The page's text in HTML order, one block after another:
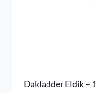
Dakladder Eldik –